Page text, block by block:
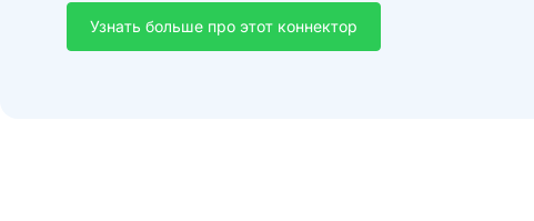
Узнать больше про этот коннектор